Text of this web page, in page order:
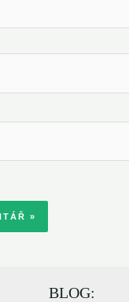
BLOG: